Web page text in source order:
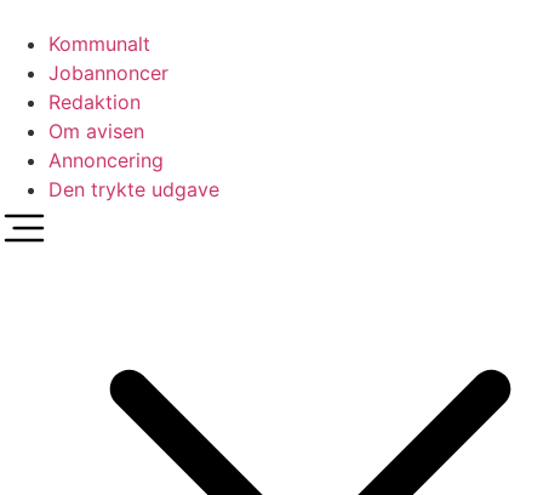
indhold
Kommunalt
Jobannoncer
Redaktion
Om avisen
Annoncering
Den trykte udgave